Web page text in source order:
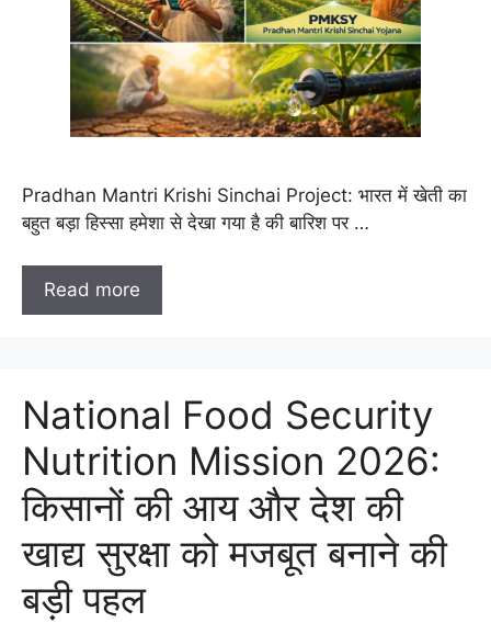
Pradhan Mantri Krishi Sinchai Project: भारत में खेती का
बहुत बड़ा हिस्सा हमेशा से देखा गया है की बारिश पर …
Read more
National Food Security
Nutrition Mission 2026:
किसानों की आय और देश की
खाद्य सुरक्षा को मजबूत बनाने की
बड़ी पहल